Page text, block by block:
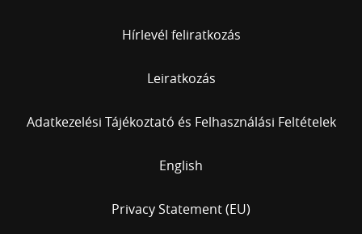
Hírlevél feliratkozás
Leiratkozás
Adatkezelési Tájékoztató és Felhasználási Feltételek
English
Privacy Statement (EU)